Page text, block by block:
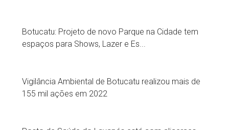
Botucatu: Projeto de novo Parque na Cidade tem
espaços para Shows, Lazer e Es...
Vigilância Ambiental de Botucatu realizou mais de
155 mil ações em 2022